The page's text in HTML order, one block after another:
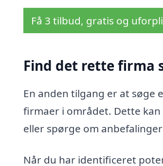
Få 3 tilbud, gratis og
Find det rette firma
En anden tilgang er at
firmaer i området. Dette
eller spørge om
Når du har identificeret